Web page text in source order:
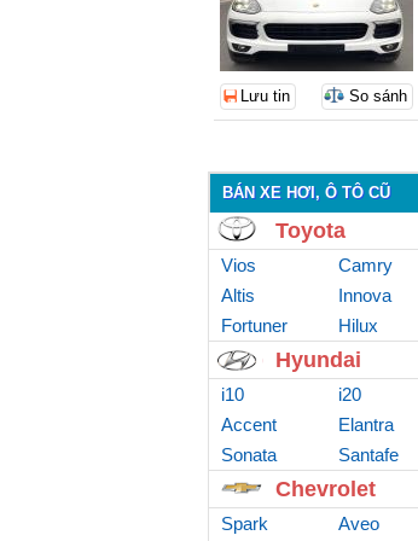
Lưu tin So sánh
BÁN XE HƠI, Ô TÔ CŨ
Toyota
Vios
Camry
Altis
Innova
Fortuner
Hilux
Hyundai
i10
i20
Accent
Elantra
Sonata
Santafe
Chevrolet
Spark Aveo